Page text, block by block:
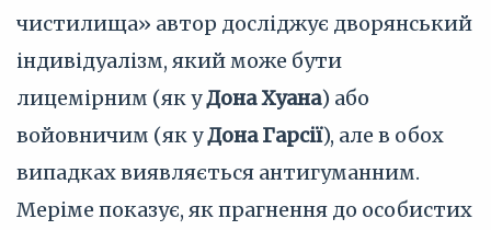
чистилища» автор досліджує дворянський
індивідуалізм, який може бути
лицемірним (як уДона Хуана) або
войовничим (як уДона Гарсії), але в обох
випадках виявляється антигуманним.
Меріме показує, як прагнення до особистих